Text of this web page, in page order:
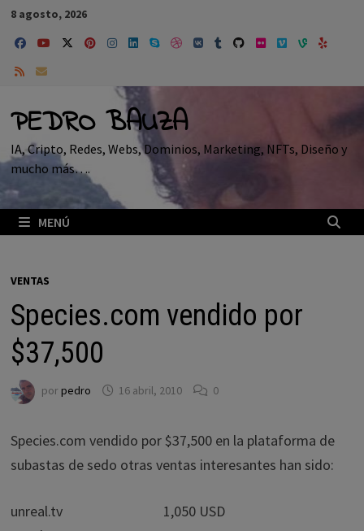
Saltar
contenido
8 agosto, 2026
PEDRO BAUZA
IA, Cripto, Redes, Webs, Dominios, Marketing, NFTs, Diseño y
mucho más….
MENÚ
VENTAS
Species.com vendido por
$37,500
porpedro 16 abril, 2010 0
Species.com vendido por $37,500 en la plataforma de
subastas de sedo otras ventas interesantes han sido:
unreal.tv 1,050 USD